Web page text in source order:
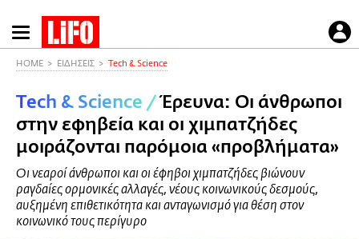
Παράκαμψη
προς
περιεχόμενο
HOME ΕΙΔΗΣΕΙΣ Τech & Science
Τech & Science /Έρευνα: Οι άνθρωποι
στην εφηβεία και οι χιμπατζήδες
μοιράζονται παρόμοια «προβλήματα»
Οι νεαροί άνθρωποι και οι έφηβοι χιμπατζήδες βιώνουν
ραγδαίες ορμονικές αλλαγές, νέους κοινωνικούς δεσμούς,
αυξημένη επιθετικότητα και ανταγωνισμό για θέση στον
κοινωνικό τους περίγυρο